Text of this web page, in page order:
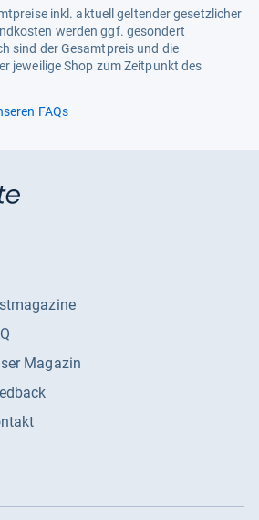
inkl. aktuell geltender gesetzlicher
werden ggf. gesondert
sind der Gesamtpreis und die
jeweilige Shop zum Zeitpunkt des
FAQs
Magazin